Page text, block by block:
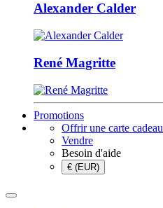
Alexander Calder
René Magritte
Promotions
Offrir une carte cadeau
Vendre
Besoin d'aide
€ (EUR)